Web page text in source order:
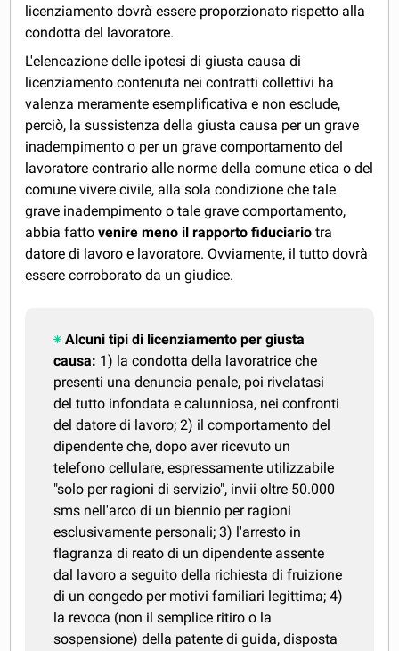
licenziamento dovrà essere proporzionato rispetto alla
condotta del lavoratore.
L'elencazione delle ipotesi di giusta causa di
licenziamento contenuta nei contratti collettivi ha
valenza meramente esemplificativa e non esclude,
perciò, la sussistenza della giusta causa per un grave
inadempimento o per un grave comportamento del
lavoratore contrario alle norme della comune etica o del
comune vivere civile, alla sola condizione che tale
grave inadempimento o tale grave comportamento,
abbia fattovenire meno il rapporto fiduciario tra
datore di lavoro e lavoratore. Ovviamente, il tutto dovrà
essere corroborato da un giudice.
Alcuni tipi di licenziamento per giusta
causa: 1) la condotta della lavoratrice che
presenti una denuncia penale, poi rivelatasi
del tutto infondata e calunniosa, nei confronti
del datore di lavoro; 2) il comportamento del
dipendente che, dopo aver ricevuto un
telefono cellulare, espressamente utilizzabile
"solo per ragioni di servizio", invii oltre 50.000
sms nell'arco di un biennio per ragioni
esclusivamente personali; 3) l'arresto in
flagranza di reato di un dipendente assente
dal lavoro a seguito della richiesta di fruizione
di un congedo per motivi familiari legittima; 4)
la revoca (non il semplice ritiro o la
sospensione) della patente di guida, disposta